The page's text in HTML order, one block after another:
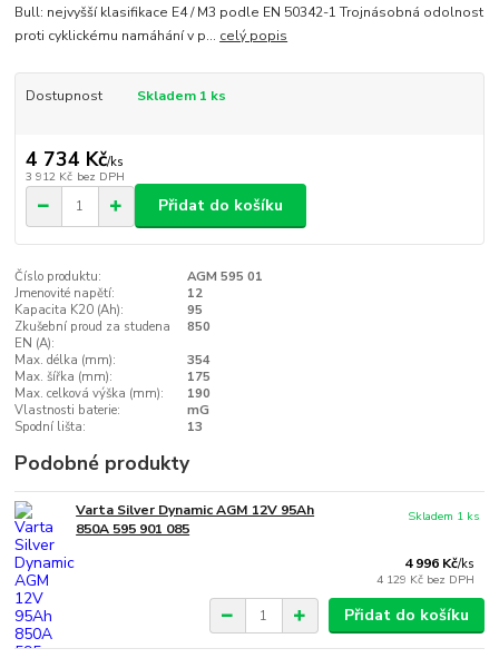
Bull: nejvyšší klasifikace E4 / M3 podle EN 50342-1 Trojnásobná odolnost
proti cyklickému namáhání v p... celý popis
Dostupnost Skladem 1 ks
4 734 Kč/ks
3 912 Kč bez DPH
Přidat do košíku
Číslo produktu:
AGM 595 01
Jmenovité napětí:
12
Kapacita K20 (Ah):
95
Zkušební proud za studena
EN (A):
850
Max. délka (mm):
354
Max. šířka (mm):
175
Max. celková výška (mm):
190
Vlastnosti baterie:
mG
Spodní lišta:
13
Podobné produkty
Varta Silver Dynamic AGM 12V 95Ah
850A 595 901 085
4 996 Kč/ks
4 129 Kč bez DPH
Skladem 1 ks
Přidat do košíku